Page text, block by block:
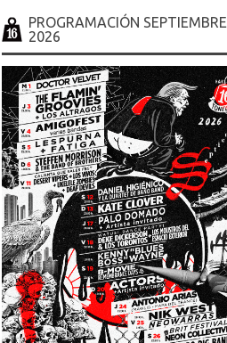
PROGRAMACIÓN SEPTIEMBRE
2026